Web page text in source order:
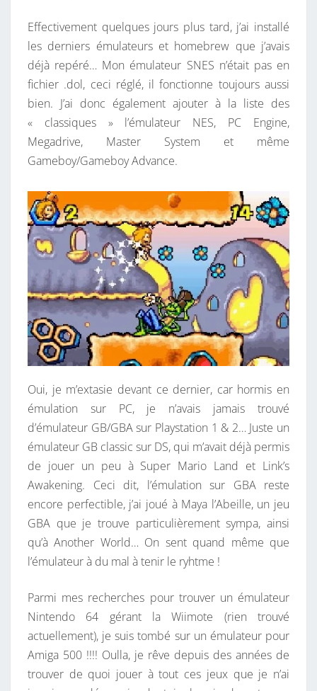
Effectivement quelques jours plus tard, j’ai installé
les derniers émulateurs et homebrew que j’avais
déjà repéré… Mon émulateur SNES n’était pas en
fichier .dol, ceci réglé, il fonctionne toujours aussi
bien. J’ai donc également ajouter à la liste des
« classiques » l’émulateur NES, PC Engine,
Megadrive, Master System et même
Gameboy/Gameboy Advance.
Oui, je m’extasie devant ce dernier, car hormis en
émulation sur PC, je n’avais jamais trouvé
d’émulateur GB/GBA sur Playstation 1 & 2… Juste un
émulateur GB classic sur DS, qui m’avait déjà permis
de jouer un peu à Super Mario Land et Link’s
Awakening. Ceci dit, l’émulation sur GBA reste
encore perfectible, j’ai joué à Maya l’Abeille, un jeu
GBA que je trouve particulièrement sympa, ainsi
qu’à Another World… On sent quand même que
l’émulateur à du mal à tenir le ryhtme !
Parmi mes recherches pour trouver un émulateur
Nintendo 64 gérant la Wiimote (rien trouvé
actuellement), je suis tombé sur un émulateur pour
Amiga 500 !!!! Oulla, je rêve depuis des années de
trouver de quoi jouer à tout ces jeux que je n’ai